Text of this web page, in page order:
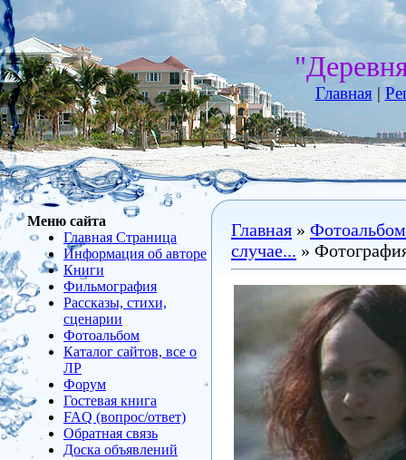
Главная|
Меню сайта
Главная Страница
Информация об авторе
Книги
Фильмография
Рассказы, стихи,
сценарии
Фотоальбом
Каталог сайтов, все о
ЛР
Форум
Гостевая книга
FAQ (вопрос/ответ)
Обратная связь
Доска объявлений
Главная » Фотоальбом
случае... »